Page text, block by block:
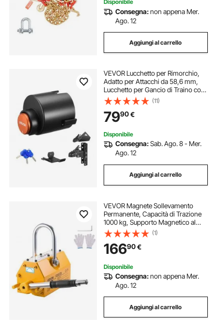
Disponibile
Consegna:non appena Mer.
Ago. 12
Aggiungi al carrello
VEVOR Lucchetto per Rimorchio,
Adatto per Attacchi da 58,6 mm,
Lucchetto per Gancio di Traino con
3 Chiavi, Resistente allo Scasso e
Alla Corrosione, Compatibile
Giunto a Sfera Fusa
(11)
7990€
Disponibile
Consegna:Sab. Ago. 8 - Mer.
Ago. 12
Aggiungi al carrello
VEVOR Magnete Sollevamento
Permanente, Capacità di Trazione
1000 kg, Supporto Magnetico al
Neodimio N42, con Maniglia di
Rilascio Gancio in Acciaio,
Strumento per Movimentazione di
Parti in Lamiera
(1)
16690€
Disponibile
Consegna:non appena Mer.
Ago. 12
Aggiungi al carrello